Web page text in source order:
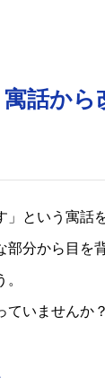
寓話か
」という寓話
部分から目を
ていませんか？